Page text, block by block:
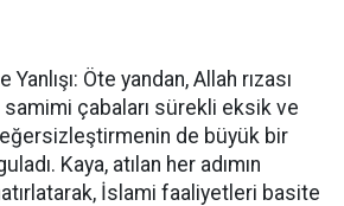
Öte yandan, Allah rızası
çabaları sürekli eksik ve
de büyük bir
Kaya, atılan her adımın
İslami faaliyetleri basite